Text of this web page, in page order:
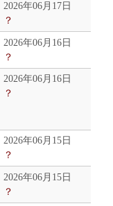
2026年06月17日
？
2026年06月16日
？
2026年06月16日
？
2026年06月15日
？
2026年06月15日
？